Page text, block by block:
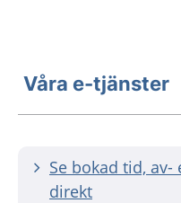
Våra e-tjänster
Se bokad tid,
direkt